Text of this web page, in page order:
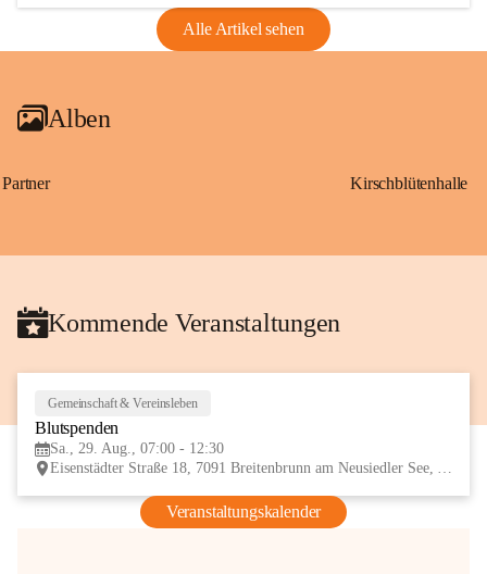
Alle Artikel sehen
Alben
Partner Kirschblütenhalle
Kommende Veranstaltungen
Gemeinschaft & Vereinsleben
Blutspenden
Sa., 29. Aug., 07:00 - 12:30
Eisenstädter Straße 18, 7091 Breitenbrunn am Neusiedler See, AUT
Veranstaltungskalender